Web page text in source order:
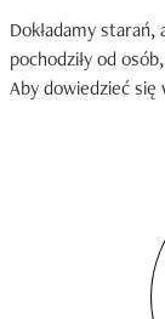
Dokładamy
pochodziły od
Aby dowiedzieć się